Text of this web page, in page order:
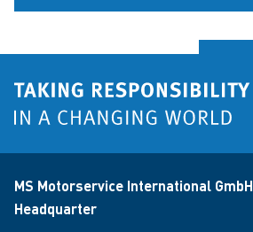
MS Motorservice International GmbH
Headquarter